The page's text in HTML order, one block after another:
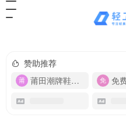
赞助推荐
莆田潮牌鞋服-货源